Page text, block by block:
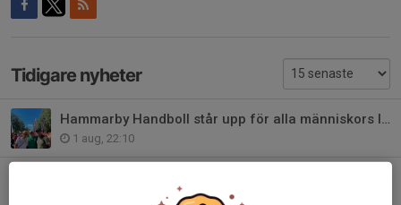
Tidigare nyheter
Hammarby Handboll står upp för alla människors lika värde
1 aug, 22:10